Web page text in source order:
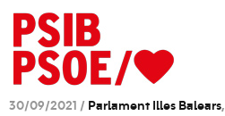
30/09/2021 / Parlament Illes Balears,